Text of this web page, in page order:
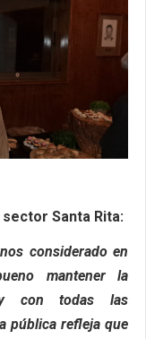
Santa Rita:
considerado en
mantener la
y con todas las
pública refleja que